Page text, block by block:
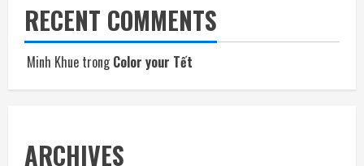
RECENT COMMENTS
Minh Khue trongColor your Tết
ARCHIVES